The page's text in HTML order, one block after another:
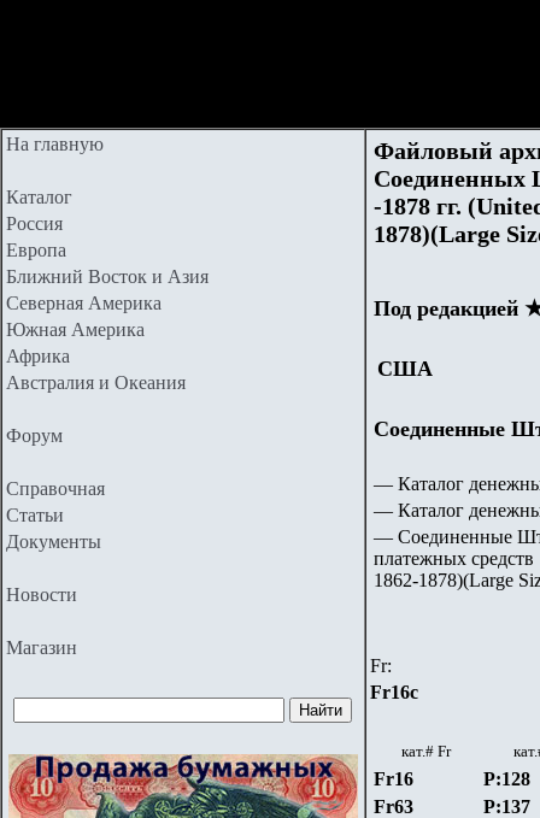
На главную
Каталог
Россия
Европа
Ближний Восток и Азия
Северная Америка
Южная Америка
Африка
Австралия и Океания
Форум
Справочная
Статьи
Документы
Новости
Магазин
Файловый
Соединенных
-1878 гг.
1878)(Large
Под
США
Соединенные
— Каталог
— Каталог
— Соединенные
платежных средств
1862-1878)(Large
Fr:
Fr16c
кат.# Fr
Fr16
P:128
Fr63
P:137